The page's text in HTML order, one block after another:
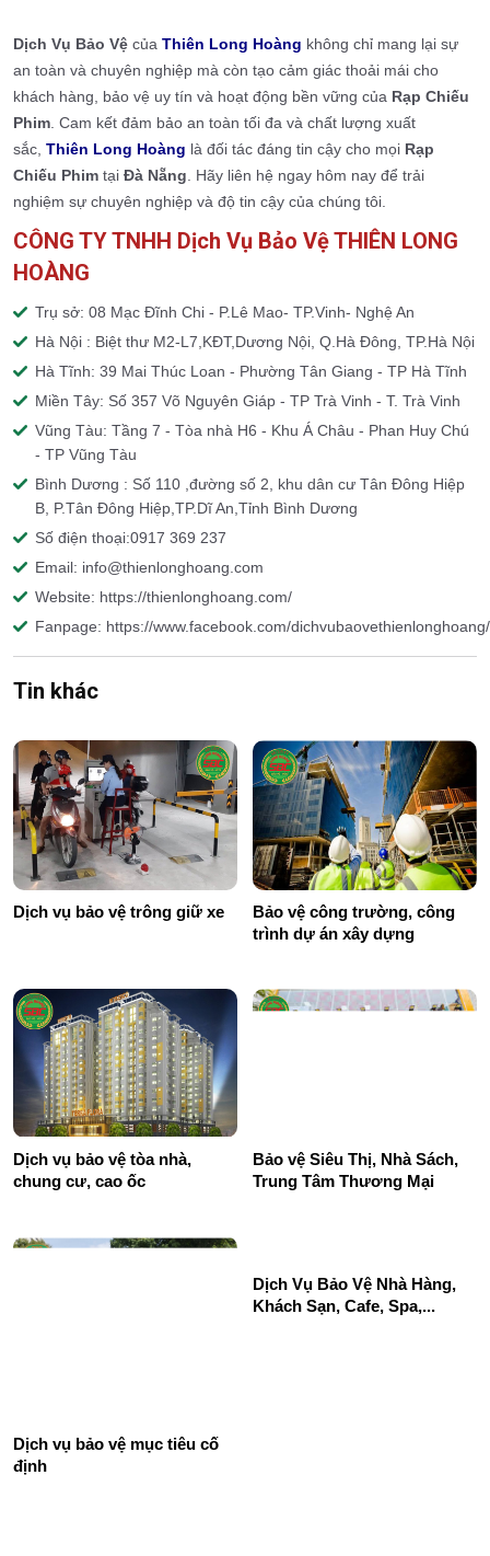
Dịch Vụ Bảo Vệ của Thiên Long Hoàng không chỉ mang lại sự
an toàn và chuyên nghiệp mà còn tạo cảm giác thoải mái cho
khách hàng, bảo vệ uy tín và hoạt động bền vững của Rạp Chiếu
Phim. Cam kết đảm bảo an toàn tối đa và chất lượng xuất
sắc, Thiên Long Hoàng là đối tác đáng tin cậy cho mọi Rạp
Chiếu Phim tại Đà Nẵng. Hãy liên hệ ngay hôm nay để trải
nghiệm sự chuyên nghiệp và độ tin cậy của chúng tôi.
CÔNG TY TNHH Dịch Vụ Bảo Vệ THIÊN LONG
HOÀNG
Trụ sở: 08 Mạc Đĩnh Chi - P.Lê Mao- TP.Vinh- Nghệ An
Hà Nội : Biệt thư M2-L7,KĐT,Dương Nội, Q.Hà Đông, TP.Hà Nội
Hà Tĩnh: 39 Mai Thúc Loan - Phường Tân Giang - TP Hà Tĩnh
Miền Tây: Số 357 Võ Nguyên Giáp - TP Trà Vinh - T. Trà Vinh
Vũng Tàu: Tầng 7 - Tòa nhà H6 - Khu Á Châu - Phan Huy Chú
- TP Vũng Tàu
Bình Dương : Số 110 ,đường số 2, khu dân cư Tân Đông Hiệp
B, P.Tân Đông Hiệp,TP.Dĩ An,Tỉnh Bình Dương
Số điện thoại:0917 369 237
Email: info@thienlonghoang.com
Website: https://thienlonghoang.com/
Fanpage: https://www.facebook.com/dichvubaovethienlonghoang/
Tin khác
Dịch vụ bảo vệ trông giữ xe
Bảo vệ công trường, công
trình dự án xây dựng
Dịch vụ bảo vệ tòa nhà,
chung cư, cao ốc
Bảo vệ Siêu Thị, Nhà Sách,
Trung Tâm Thương Mại
Dịch vụ bảo vệ mục tiêu cố
định